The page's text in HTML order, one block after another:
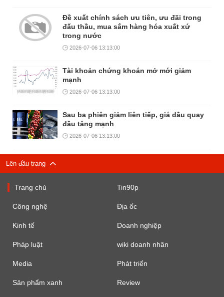
Đề xuất chính sách ưu tiên, ưu đãi trong
đấu thầu, mua sắm hàng hóa xuất xứ
trong nước
2026-07-06 13:13:00
Tài khoản chứng khoán mở mới giảm
mạnh
2026-07-06 13:13:00
Sau ba phiên giảm liên tiếp, giá dầu quay
đầu tăng mạnh
2026-07-06 13:13:00
Lên đầu trang
Trang chủ Tin90p
Công nghệ Địa ốc
Kinh tế Doanh nghiệp
Pháp luật wiki doanh nhân
Media Phát triển
Sản phẩm xanh Review